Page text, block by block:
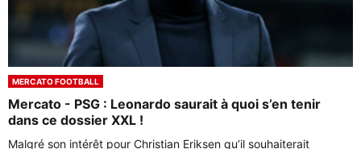
MERCATO FOOTBALL
Mercato - PSG : Leonardo saurait à quoi s’en tenir
dans ce dossier XXL !
Malgré son intérêt pour Christian Eriksen qu’il souhaiterait